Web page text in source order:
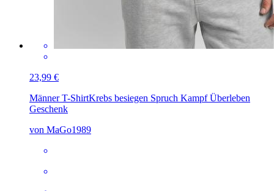
23,99 €
Männer T-ShirtKrebs besiegen Spruch Kampf Überleben
Geschenk
von MaGo1989